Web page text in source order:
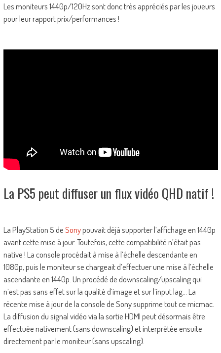
Les moniteurs 1440p/120Hz sont donc très appréciés par les joueurs
pour leur rapport prix/performances !
La PS5 peut diffuser un flux vidéo QHD natif !
La PlayStation 5 deSonypouvait déjà supporter l’affichage en 1440p
avant cette mise à jour. Toutefois, cette compatibilité n’était pas
native ! La console procédait à mise à l’échelle descendante en
1080p, puis le moniteur se chargeait d’effectuer une mise à l’échelle
ascendante en 1440p. Un procédé de downscaling/upscaling qui
n’est pas sans effet sur la qualité d’image et sur l’input lag… La
récente mise à jour de la console de Sony supprime tout ce micmac.
La diffusion du signal vidéo via la sortie HDMI peut désormais être
effectuée nativement (sans downscaling) et interprétée ensuite
directement par le moniteur (sans upscaling).